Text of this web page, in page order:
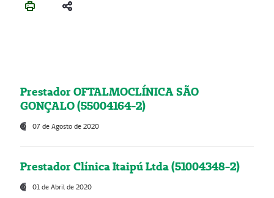
Prestador OFTALMOCLÍNICA SÃO
GONÇALO (55004164-2)
07 de Agosto de 2020
Prestador Clínica Itaipú Ltda (51004348-2)
01 de Abril de 2020